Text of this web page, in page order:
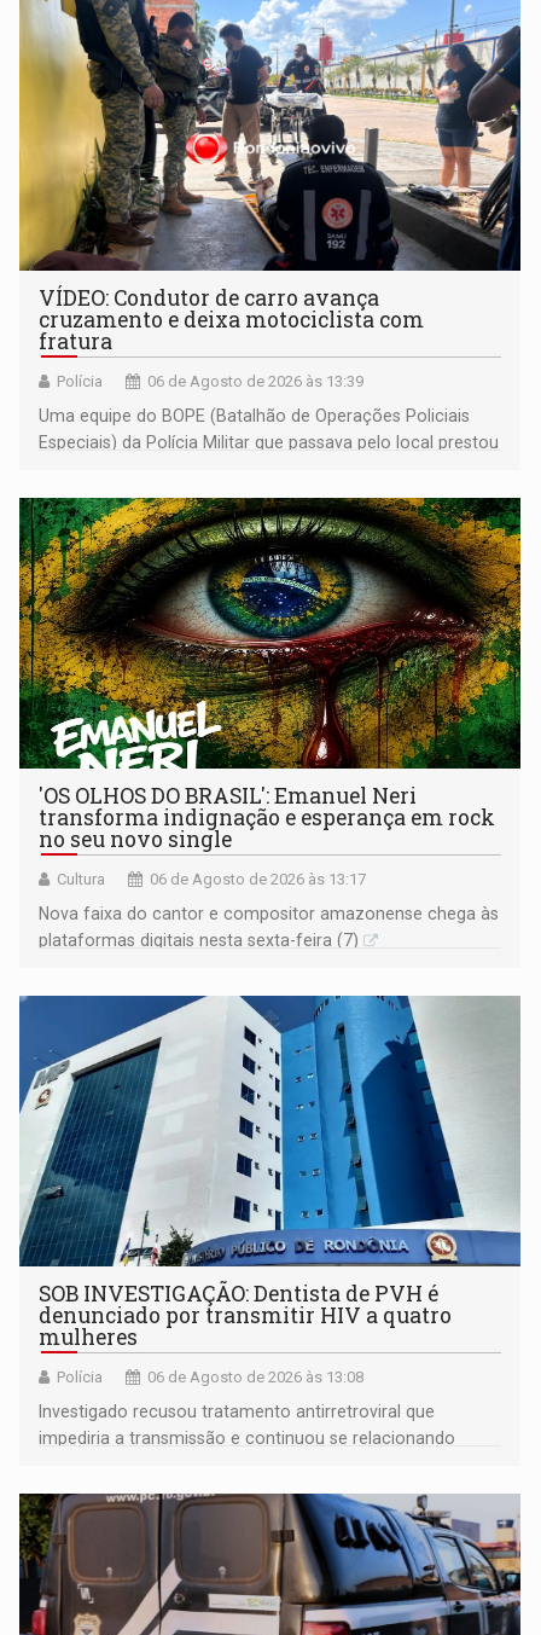
VÍDEO: Condutor de carro avança
cruzamento e deixa motociclista com
fratura
Polícia 06 de Agosto de 2026 às 13:39
Uma equipe do BOPE (Batalhão de Operações Policiais
Especiais) da Polícia Militar que passava pelo local prestou
'OS OLHOS DO BRASIL': Emanuel Neri
transforma indignação e esperança em rock
no seu novo single
Cultura 06 de Agosto de 2026 às 13:17
Nova faixa do cantor e compositor amazonense chega às
plataformas digitais nesta sexta-feira (7)
SOB INVESTIGAÇÃO: Dentista de PVH é
denunciado por transmitir HIV a quatro
mulheres
Polícia 06 de Agosto de 2026 às 13:08
Investigado recusou tratamento antirretroviral que
impediria a transmissão e continuou se relacionando